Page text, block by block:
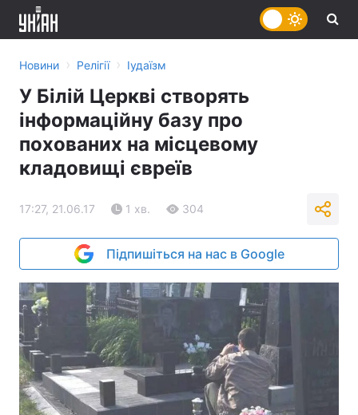
Новини › Релігії › Іудаїзм
У Білій Церкві створять
інформаційну базу про
похованих на місцевому
кладовищі євреїв
17:27, 21.06.17 1 хв. 304
Підпишіться на нас в Google